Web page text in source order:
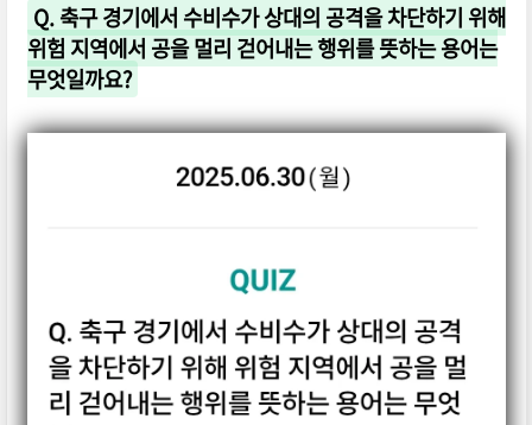
Q. 축구 경기에서 수비수가 상대의 공격을 차단하기 위해
위험 지역에서 공을 멀리 걷어내는 행위를 뜻하는 용어는
무엇일까요?